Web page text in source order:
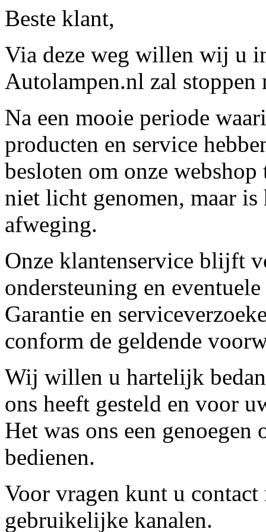
Beste klant,
Via deze weg willen wij u
Autolampen.nl zal stoppen
Na een mooie periode
producten en service
besloten om onze
niet licht genomen, maar
afweging.
Onze klantenservice blijft
ondersteuning en
Garantie en
conform de geldende
Wij willen u hartelijk
ons heeft gesteld en voor
Het was ons een
bedienen.
Voor vragen kunt u contact
gebruikelijke kanalen.